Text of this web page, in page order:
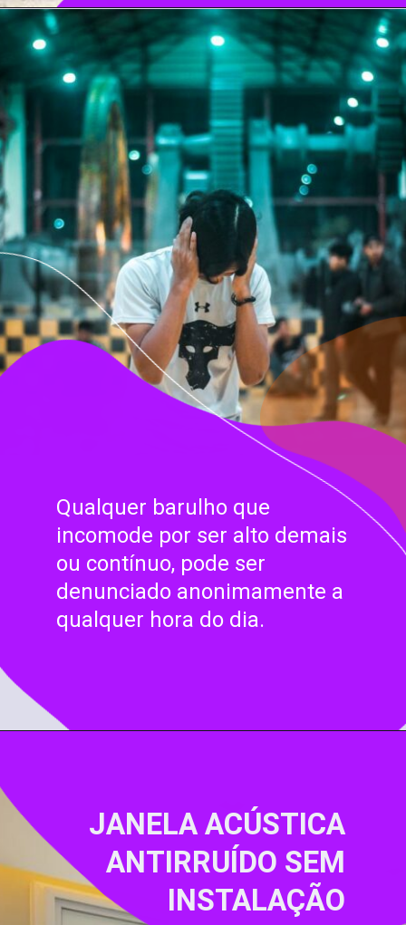
Qualquer barulho que
incomode por ser alto demais
ou contínuo, pode ser
denunciado anonimamente a
qualquer hora do dia.
JANELA ACÚSTICA
ANTIRRUÍDO SEM
INSTALAÇÃO